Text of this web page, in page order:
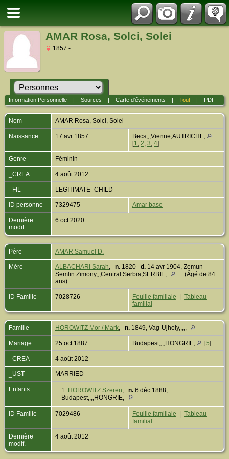
AMAR Rosa, Solci, Solei
1857 -
Information Personnelle| Sources Carte d'événements Tout| PDF
Nom AMAR Rosa, Solci, Solei
Naissance 17 avr 1857
Becs,,,Vienne,AUTRICHE,
[1, 2, 3, 4]
Genre Féminin
_CREA 4 août 2012
_FIL LEGITIMATE_CHILD
ID personne 7329475 Amar base
Dernière
modif.
6 oct 2020
Père AMAR Samuel D.
Mère ALBACHARI Sarah, n. 1820 d. 14 avr 1904, Zemun
Semlin Zimony,,,Central Serbia,SERBIE,
(Âgé de 84
ans)
ID Famille 7028726 Feuille familiale
Tableau
familial
Famille HOROWITZ Mor / Mark, n. 1849, Vag-Ujhely,,,,,
Mariage 25 oct 1887 Budapest,,,,HONGRIE, [5]
_CREA 4 août 2012
_UST MARRIED
Enfants 1. HOROWITZ Szeren, n. 6 déc 1888,
Budapest,,,,HONGRIE,
ID Famille 7029486 Feuille familiale
Tableau
familial
Dernière
modif.
4 août 2012